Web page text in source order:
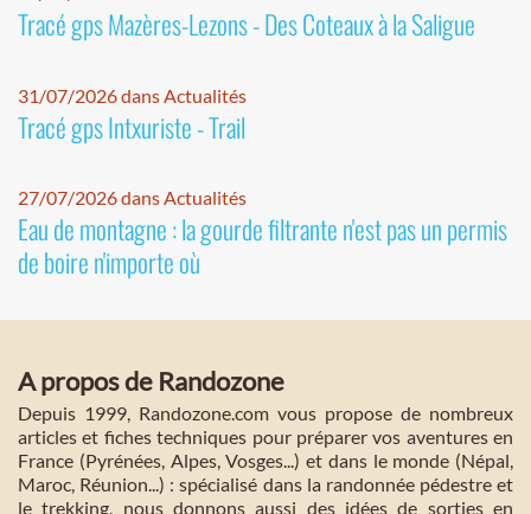
Tracé gps Mazères-Lezons - Des Coteaux à la Saligue
31/07/2026 dans Actualités
Tracé gps Intxuriste - Trail
27/07/2026 dans Actualités
Eau de montagne : la gourde filtrante n'est pas un permis
de boire n'importe où
A propos de Randozone
Depuis 1999, Randozone.com vous propose de nombreux
articles et fiches techniques pour préparer vos aventures en
France (Pyrénées, Alpes, Vosges...) et dans le monde (Népal,
Maroc, Réunion...) : spécialisé dans la randonnée pédestre et
le trekking, nous donnons aussi des idées de sorties en